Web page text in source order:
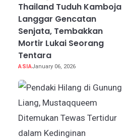
Thailand Tuduh Kamboja
Langgar Gencatan
Senjata, Tembakkan
Mortir Lukai Seorang
Tentara
ASIAJanuary 06, 2026